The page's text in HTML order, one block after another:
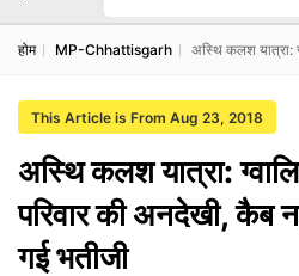
होम MP-Chhattisgarh अस्थि कलश यात्रा:
This Article is From Aug 23, 2018
अस्थि कलश यात्रा:
परिवार की अनदेखी, कैब
गई भतीजी